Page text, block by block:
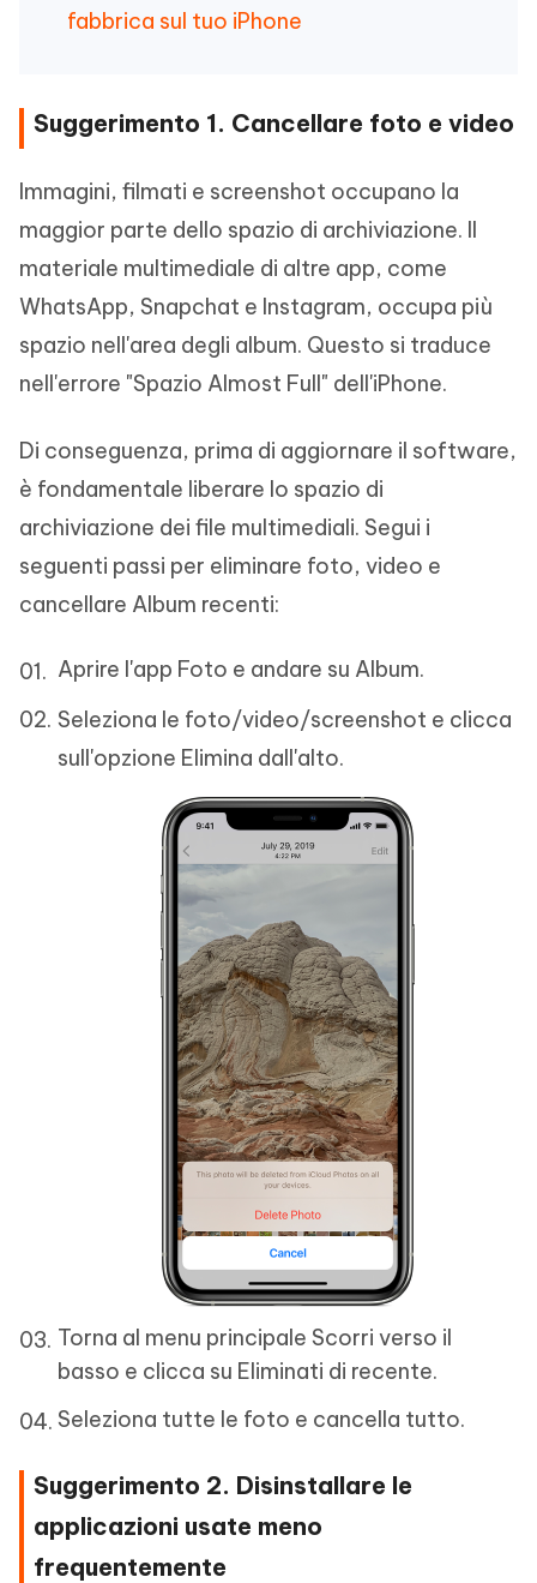
fabbrica sul tuo iPhone
Suggerimento 1. Cancellare foto e video
Immagini, filmati e screenshot occupano la
maggior parte dello spazio di archiviazione. Il
materiale multimediale di altre app, come
WhatsApp, Snapchat e Instagram, occupa più
spazio nell'area degli album. Questo si traduce
nell'errore "Spazio Almost Full" dell'iPhone.
Di conseguenza, prima di aggiornare il software,
è fondamentale liberare lo spazio di
archiviazione dei file multimediali. Segui i
seguenti passi per eliminare foto, video e
cancellare Album recenti:
Aprire l'app Foto e andare su Album.
Seleziona le foto/video/screenshot e clicca
sull'opzione Elimina dall'alto.
Torna al menu principale Scorri verso il
basso e clicca su Eliminati di recente.
Seleziona tutte le foto e cancella tutto.
Suggerimento 2. Disinstallare le
applicazioni usate meno
frequentemente